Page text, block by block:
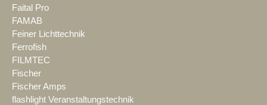
Faital Pro
FAMAB
Feiner Lichttechnik
Ferrofish
FILMTEC
Fischer
Fischer Amps
flashlight Veranstaltungstechnik